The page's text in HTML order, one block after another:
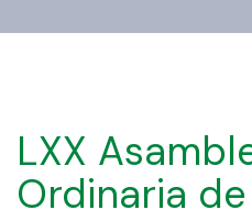
LXX
Ordinaria